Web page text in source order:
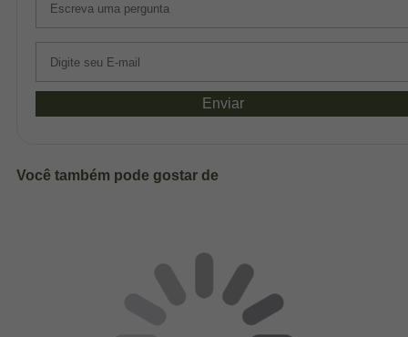
Enviar
Você também pode gostar de